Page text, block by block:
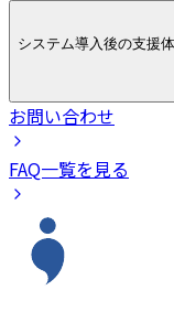
システム導入後の支援
お問い合わせ
FAQ一覧を見る